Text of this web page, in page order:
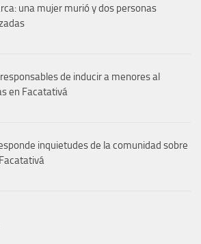
una mujer murió y dos personas
de inducir a menores al
en Facatativá
inquietudes de la comunidad sobre